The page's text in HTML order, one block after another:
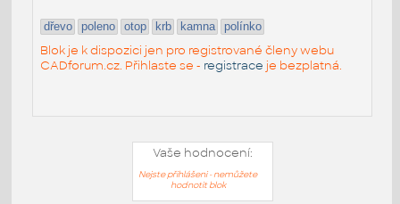
dřevo poleno otop krb kamna polínko
Blok je k dispozici jen pro registrované členy webu
CADforum.cz. Přihlaste se - registrace je bezplatná.
Vaše hodnocení:
Nejste přihlášeni - nemůžete
hodnotit blok